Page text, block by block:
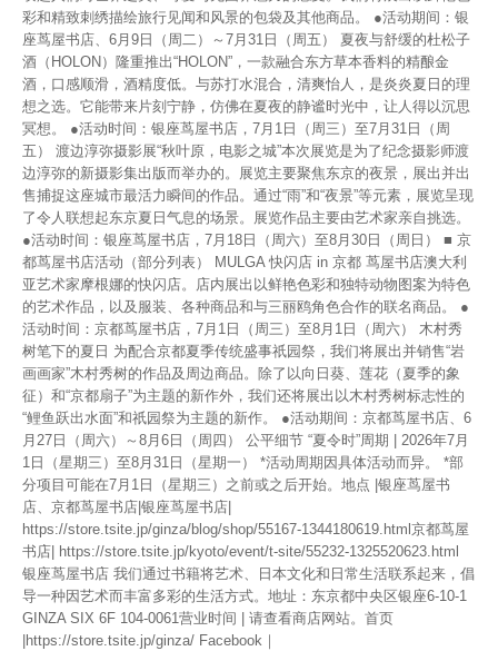
彩和精致刺绣描绘旅行见闻和风景的包袋及其他商品。 ●活动期间：银
座茑屋书店、6月9日（周二）～7月31日（周五） 夏夜与舒缓的杜松子
酒（HOLON）隆重推出“HOLON”，一款融合东方草本香料的精酿金
酒，口感顺滑，酒精度低。与苏打水混合，清爽怡人，是炎炎夏日的理
想之选。它能带来片刻宁静，仿佛在夏夜的静谧时光中，让人得以沉思
冥想。 ●活动时间：银座茑屋书店，7月1日（周三）至7月31日（周
五） 渡边淳弥摄影展“秋叶原，电影之城”本次展览是为了纪念摄影师渡
边淳弥的新摄影集出版而举办的。展览主要聚焦东京的夜景，展出并出
售捕捉这座城市最活力瞬间的作品。通过“雨”和“夜景”等元素，展览呈现
了令人联想起东京夏日气息的场景。展览作品主要由艺术家亲自挑选。
●活动时间：银座茑屋书店，7月18日（周六）至8月30日（周日） ■ 京
都茑屋书店活动（部分列表） MULGA 快闪店 in 京都 茑屋书店澳大利
亚艺术家摩根娜的快闪店。店内展出以鲜艳色彩和独特动物图案为特色
的艺术作品，以及服装、各种商品和与三丽鸥角色合作的联名商品。 ●
活动时间：京都茑屋书店，7月1日（周三）至8月1日（周六） 木村秀
树笔下的夏日 为配合京都夏季传统盛事祇园祭，我们将展出并销售“岩
画画家”木村秀树的作品及周边商品。除了以向日葵、莲花（夏季的象
征）和“京都扇子”为主题的新作外，我们还将展出以木村秀树标志性的
“鲤鱼跃出水面”和祇园祭为主题的新作。 ●活动期间：京都茑屋书店、6
月27日（周六）～8月6日（周四） 公平细节 “夏令时”周期 | 2026年7月
1日（星期三）至8月31日（星期一） *活动周期因具体活动而异。 *部
分项目可能在7月1日（星期三）之前或之后开始。地点 |银座茑屋书
店、京都茑屋书店|银座茑屋书店|
https://store.tsite.jp/ginza/blog/shop/55167-1344180619.html京都茑屋
书店| https://store.tsite.jp/kyoto/event/t-site/55232-1325520623.html
银座茑屋书店 我们通过书籍将艺术、日本文化和日常生活联系起来，倡
导一种因艺术而丰富多彩的生活方式。地址：东京都中央区银座6-10-1
GINZA SIX 6F 104-0061营业时间 | 请查看商店网站。首页
|https://store.tsite.jp/ginza/ Facebook｜